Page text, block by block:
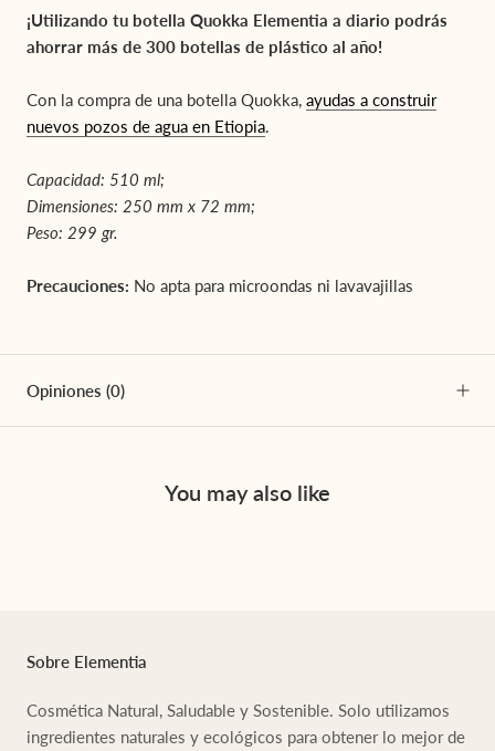
¡Utilizando tu botella Quokka Elementia a diario podrás
ahorrar más de 300 botellas de plástico al año!
Con la compra de una botella Quokka, ayudas a construir
nuevos pozos de agua en Etiopia.
Capacidad: 510 ml;
Dimensiones: 250 mm x 72 mm;
Peso: 299 gr.
Precauciones: No apta para microondas ni lavavajillas
Opiniones (0)
You may also like
Sobre Elementia
Cosmética Natural, Saludable y Sostenible. Solo utilizamos
ingredientes naturales y ecológicos para obtener lo mejor de